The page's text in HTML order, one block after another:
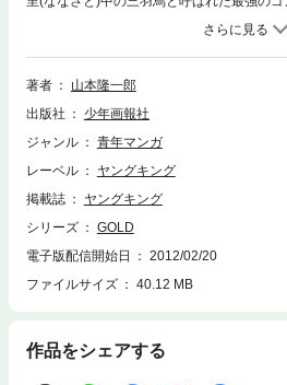
の目的を見出しきれず苛立つ日々を過ごす
三者三様に異なる道で『頂点』を目指すの
て、夢に向かって突き進む! 南大阪を舞台
金色(ゴールド))｣に輝くピッカピカ青春グラ
著者
山本隆一郎
出版社
少年画報社
ジャンル
青年マンガ
レーベル
ヤングキング
掲載誌
ヤングキング
シリーズ
GOLD
電子版配信開始日
2012/02/20
ファイルサイズ
40.12 MB
作品をシェアする